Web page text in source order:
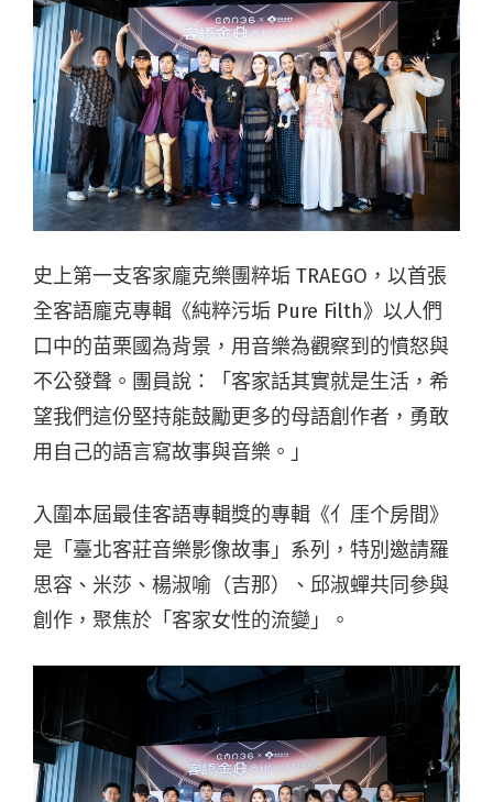
史上第一支客家龐克樂團粹垢 TRAEGO，以首張
全客語龐克專輯《純粹污垢 Pure Filth》以人們
口中的苗栗國為背景，用音樂為觀察到的憤怒與
不公發聲。團員說：「客家話其實就是生活，希
望我們這份堅持能鼓勵更多的母語創作者，勇敢
用自己的語言寫故事與音樂。」
入圍本屆最佳客語專輯獎的專輯《亻厓个房間》
是「臺北客莊音樂影像故事」系列，特別邀請羅
思容、米莎、楊淑喻（吉那）、邱淑蟬共同參與
創作，聚焦於「客家女性的流變」。